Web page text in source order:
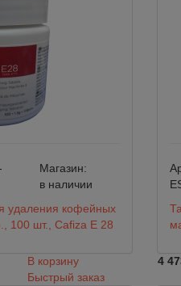
Магазин:
в наличии
удаления кофейных
100 шт., Cafiza E 28
В корзину
Быстрый заказ
4